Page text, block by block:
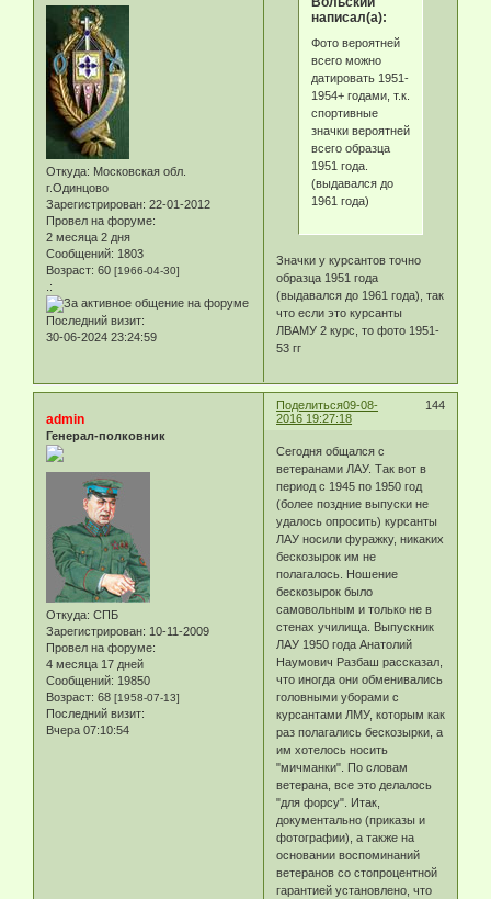
Откуда: Московская обл.
г.Одинцово
Зарегистрирован: 22-01-2012
Провел на форуме:
2 месяца 2 дня
Сообщений: 1803
Возраст: 60 [1966-04-30]
.:
Последний визит:
30-06-2024 23:24:59
написал(а):
Фото вероятней
всего можно
датировать 1951-
1954+ годами, т.к.
спортивные
значки вероятней
всего образца
1951 года.
(выдавался до
1961 года)
Значки у курсантов точно
образца 1951 года
(выдавался до 1961 года), так
что если это курсанты
ЛВАМУ 2 курс, то фото 1951-
53 гг
Поделиться 144
09-08-
2016 19:27:18
admin
Генерал-полковник
Откуда: СПБ
Зарегистрирован: 10-11-2009
Провел на форуме:
4 месяца 17 дней
Сообщений: 19850
Возраст: 68 [1958-07-13]
Последний визит:
Вчера 07:10:54
Сегодня общался с
ветеранами ЛАУ. Так вот в
период с 1945 по 1950 год
(более поздние выпуски не
удалось опросить) курсанты
ЛАУ носили фуражку, никаких
бескозырок им не
полагалось. Ношение
бескозырок было
самовольным и только не в
стенах училища. Выпускник
ЛАУ 1950 года Анатолий
Наумович Разбаш рассказал,
что иногда они обменивались
головными уборами с
курсантами ЛМУ, которым как
раз полагались бескозырки, а
им хотелось носить
"мичманки". По словам
ветерана, все это делалось
"для форсу". Итак,
документально (приказы и
фотографии), а также на
основании воспоминаний
ветеранов со стопроцентной
гарантией установлено, что